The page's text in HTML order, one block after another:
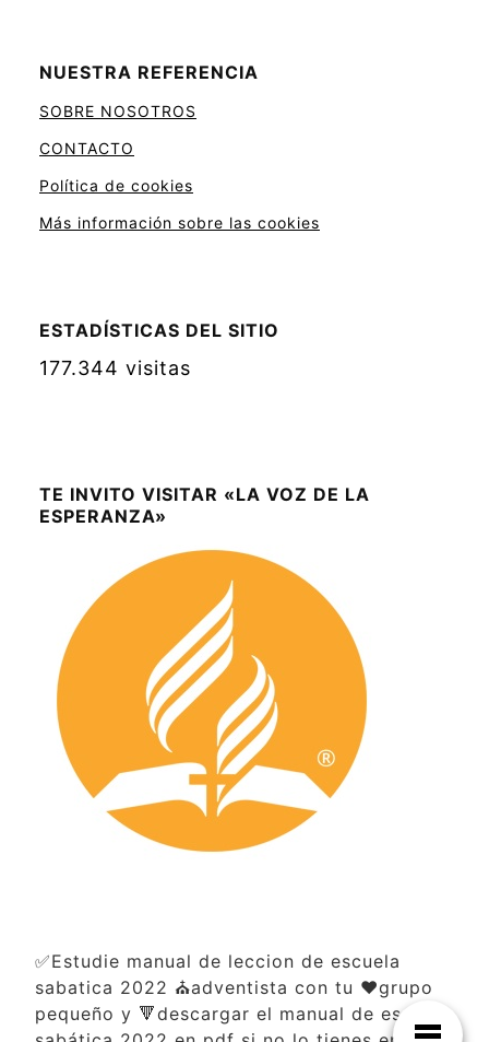
NUESTRA REFERENCIA
SOBRE NOSOTROS
CONTACTO
Política de cookies
Más información sobre las cookies
ESTADÍSTICAS DEL SITIO
177.344 visitas
TE INVITO VISITAR «LA VOZ DE LA
ESPERANZA»
✅Estudie manual de leccion de escuela
sabatica 2022 ⛪adventista con tu ❤️grupo
pequeño y 🔻descargar el manual de escuela